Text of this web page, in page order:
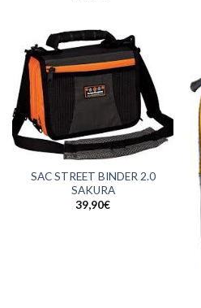
SAC STREET BINDER 2.0
SAKURA
39,90€